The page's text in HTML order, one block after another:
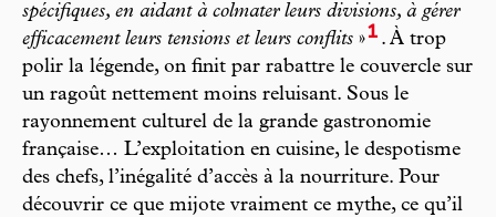
spécifiques, en aidant à colmater leurs divisions, à gérer
efficacement leurs tensions et leurs conflits »1 . À trop
polir la légende, on finit par rabattre le couvercle sur
un ragoût nettement moins reluisant. Sous le
rayonnement culturel de la grande gastronomie
française… L’exploitation en cuisine, le despotisme
des chefs, l’inégalité d’accès à la nourriture. Pour
découvrir ce que mijote vraiment ce mythe, ce qu’il